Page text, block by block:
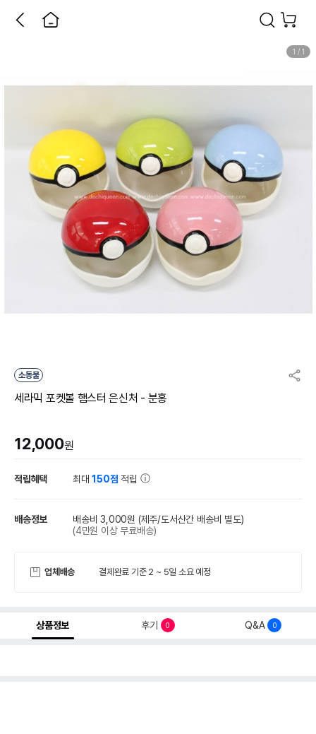
1 / 1
소동물
세라믹 포켓볼 햄스터 은신처 - 분홍
12,000원
적립혜택 최대150점 적립
배송정보 배송비 3,000원 (제주/도서산간 배송비 별도)
(4만원 이상 무료배송)
업체배송 결제완료 기준 2 ~ 5일 소요 예정
상품정보 후기 0 Q&A 0